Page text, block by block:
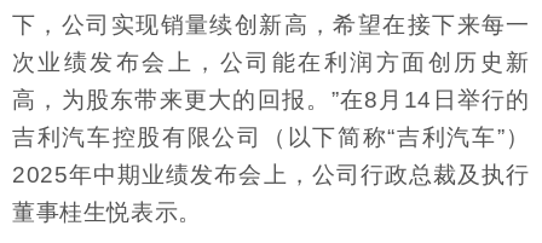
下，公司实现销量续创新高，希望在接下来每一
次业绩发布会上，公司能在利润方面创历史新
高，为股东带来更大的回报。”在8月14日举行的
吉利汽车控股有限公司（以下简称“吉利汽车”）
2025年中期业绩发布会上，公司行政总裁及执行
董事桂生悦表示。